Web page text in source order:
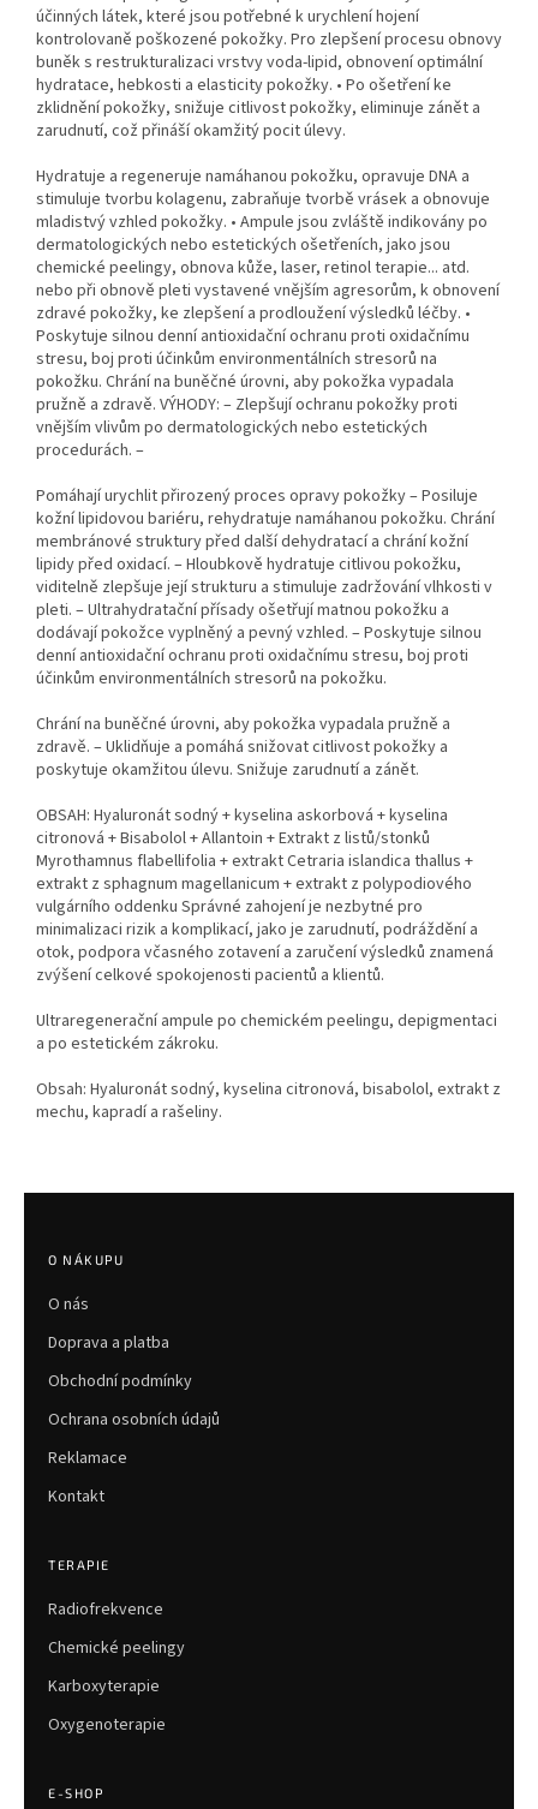
účinných látek, které jsou potřebné k urychlení hojení
kontrolovaně poškozené pokožky. Pro zlepšení procesu obnovy
buněk s restrukturalizaci vrstvy voda-lipid, obnovení optimální
hydratace, hebkosti a elasticity pokožky. • Po ošetření ke
zklidnění pokožky, snižuje citlivost pokožky, eliminuje zánět a
zarudnutí, což přináší okamžitý pocit úlevy.
Hydratuje a regeneruje namáhanou pokožku, opravuje DNA a
stimuluje tvorbu kolagenu, zabraňuje tvorbě vrásek a obnovuje
mladistvý vzhled pokožky. • Ampule jsou zvláště indikovány po
dermatologických nebo estetických ošetřeních, jako jsou
chemické peelingy, obnova kůže, laser, retinol terapie... atd.
nebo při obnově pleti vystavené vnějším agresorům, k obnovení
zdravé pokožky, ke zlepšení a prodloužení výsledků léčby. •
Poskytuje silnou denní antioxidační ochranu proti oxidačnímu
stresu, boj proti účinkům environmentálních stresorů na
pokožku. Chrání na buněčné úrovni, aby pokožka vypadala
pružně a zdravě. VÝHODY: – Zlepšují ochranu pokožky proti
vnějším vlivům po dermatologických nebo estetických
procedurách. –
Pomáhají urychlit přirozený proces opravy pokožky – Posiluje
kožní lipidovou bariéru, rehydratuje namáhanou pokožku. Chrání
membránové struktury před další dehydratací a chrání kožní
lipidy před oxidací. – Hloubkově hydratuje citlivou pokožku,
viditelně zlepšuje její strukturu a stimuluje zadržování vlhkosti v
pleti. – Ultrahydratační přísady ošetřují matnou pokožku a
dodávají pokožce vyplněný a pevný vzhled. – Poskytuje silnou
denní antioxidační ochranu proti oxidačnímu stresu, boj proti
účinkům environmentálních stresorů na pokožku.
Chrání na buněčné úrovni, aby pokožka vypadala pružně a
zdravě. – Uklidňuje a pomáhá snižovat citlivost pokožky a
poskytuje okamžitou úlevu. Snižuje zarudnutí a zánět.
OBSAH: Hyaluronát sodný + kyselina askorbová + kyselina
citronová + Bisabolol + Allantoin + Extrakt z listů/stonků
Myrothamnus flabellifolia + extrakt Cetraria islandica thallus +
extrakt z sphagnum magellanicum + extrakt z polypodiového
vulgárního oddenku Správné zahojení je nezbytné pro
minimalizaci rizik a komplikací, jako je zarudnutí, podráždění a
otok, podpora včasného zotavení a zaručení výsledků znamená
zvýšení celkové spokojenosti pacientů a klientů.
Ultraregenerační ampule po chemickém peelingu, depigmentaci
a po estetickém zákroku.
Obsah: Hyaluronát sodný, kyselina citronová, bisabolol, extrakt z
mechu, kapradí a rašeliny.
O NÁKUPU
O nás
Doprava a platba
Obchodní podmínky
Ochrana osobních údajů
Reklamace
Kontakt
TERAPIE
Radiofrekvence
Chemické peelingy
Karboxyterapie
Oxygenoterapie
E-SHOP